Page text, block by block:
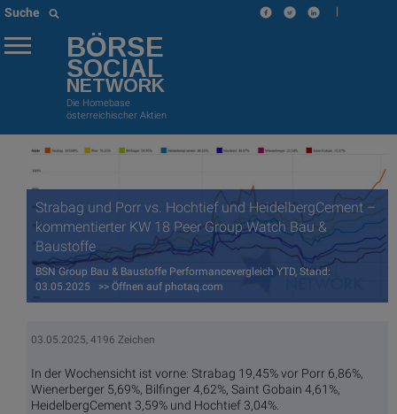
Suche |
BÖRSE
SOCIAL
NETWORK
Die Homebase
österreichischer Aktien
Strabag und Porr vs. Hochtief und HeidelbergCement –
kommentierter KW 18 Peer Group Watch Bau &
Baustoffe
BSN Group Bau & Baustoffe Performancevergleich YTD, Stand:
03.05.2025 >> Öffnen auf photaq.com
03.05.2025, 4196 Zeichen
In der Wochensicht ist vorne: Strabag 19,45% vor Porr 6,86%,
Wienerberger 5,69%, Bilfinger 4,62%, Saint Gobain 4,61%,
HeidelbergCement 3,59% und Hochtief 3,04%.